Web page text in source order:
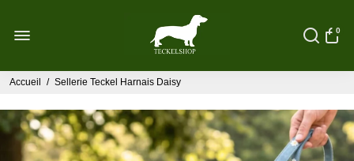
0
Accueil / Sellerie Teckel Harnais Daisy